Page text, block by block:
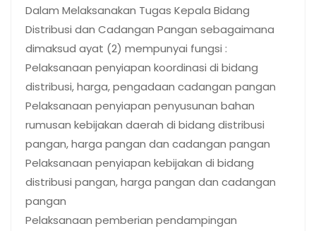
Dalam Melaksanakan Tugas Kepala Bidang
Distribusi dan Cadangan Pangan sebagaimana
dimaksud ayat (2) mempunyai fungsi :
Pelaksanaan penyiapan koordinasi di bidang
distribusi, harga, pengadaan cadangan pangan
Pelaksanaan penyiapan penyusunan bahan
rumusan kebijakan daerah di bidang distribusi
pangan, harga pangan dan cadangan pangan
Pelaksanaan penyiapan kebijakan di bidang
distribusi pangan, harga pangan dan cadangan
pangan
Pelaksanaan pemberian pendampingan